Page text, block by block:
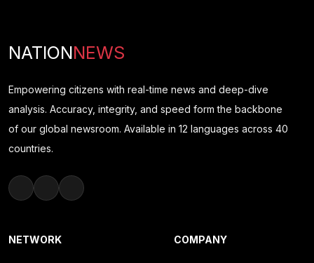
NATIONNEWS
Empowering citizens with real-time news and deep-dive
analysis. Accuracy, integrity, and speed form the backbone
of our global newsroom. Available in 12 languages across 40
countries.
NETWORK COMPANY